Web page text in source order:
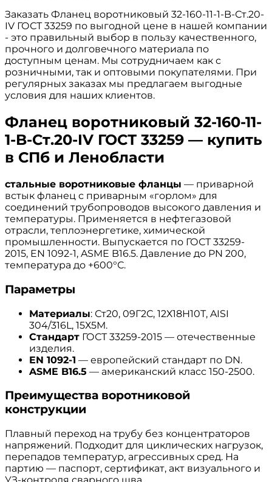
Заказать Фланец воротниковый 32-160-11-1-B-Ст.20-
IV ГОСТ 33259 по выгодной цене в нашей компании
- это правильный выбор в пользу качественного,
прочного и долговечного материала по
доступным ценам. Мы сотрудничаем как с
розничными, так и оптовыми покупателями. При
регулярных заказах мы предлагаем выгодные
условия для наших клиентов.
Фланец воротниковый 32-160-11-
1-B-Ст.20-IV ГОСТ 33259 — купить
в СПб и Ленобласти
стальные воротниковые фланцы — приварной
встык фланец с приварным «горлом» для
соединений трубопроводов высокого давления и
температуры. Применяется в нефтегазовой
отрасли, теплоэнергетике, химической
промышленности. Выпускается по ГОСТ 33259-
2015, EN 1092-1, ASME B16.5. Давление до PN 200,
температура до +600°С.
Параметры
Материалы: Ст20, 09Г2С, 12Х18Н10Т, AISI
304/316L, 15Х5М.
Стандарт ГОСТ 33259-2015 — отечественные
изделия.
EN 1092-1 — европейский стандарт по DN.
ASME B16.5 — американский класс 150-2500.
Преимущества воротниковой
конструкции
Плавный переход на трубу без концентраторов
напряжений. Подходит для циклических нагрузок,
перепадов температур, агрессивных сред. На
партию — паспорт, сертификат, акт визуального и